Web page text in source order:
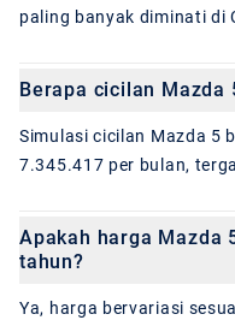
paling banyak diminati di
Berapa cicilan Mazda
Simulasi cicilan Mazda 5
7.345.417 per bulan,
Apakah harga Mazda
tahun?
Ya, harga bervariasi